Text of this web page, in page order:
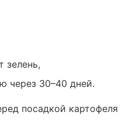
зелень,
через 30–40 дней.
посадкой картофеля